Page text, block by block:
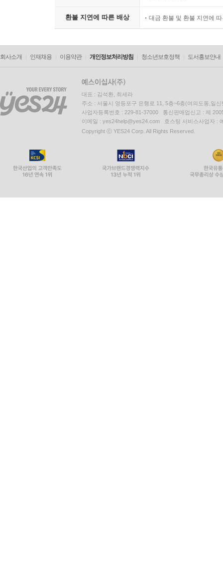
환불 지연에 따른 배상 대금 환불 및 환불 지연에
회사소개 인재채용 이용약관 개인정보처리방침 청소년보호정책 도서홍보안내
대표 : 김석환, 최세라
주소 : 서울시 영등포구 은행로 11, 5층~6층(여의도동,일신
사업자등록번호 : 229-81-37000 통신판매업신고 : 제
이메일 : yes24help@yes24.com 호스팅 서비스사업자 :
Copyright ⓒ YES24 Corp. All Rights Reserved.